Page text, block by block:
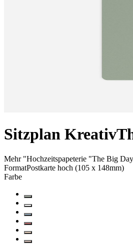
Sitzplan Kreativ
Mehr"Hochzeitspapeterie "The Big
FormatPostkarte hoch (105 x 148mm)
Farbe